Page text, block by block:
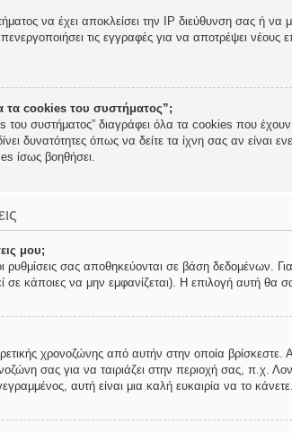
να έχει αποκλείσει την IP διεύθυνση σας ή
τις εγγραφές για να αποτρέψει
τα cookies του συστήματος”;
συστήματος” διαγράφει όλα τα cookies που
δυνατότητες όπως να δείτε τα ίχνη σας αν είναι
ίσως βοηθήσει.
μου;
ρυθμίσεις σας αποθηκεύονται σε βάση δεδομένων.
κάποιες να μην εμφανίζεται). Η επιλογή αυτή θα
χρονοζώνης από αυτήν στην οποία βρίσκεστε.
σας για να ταιριάζει στην περιοχή σας, π.χ.
αυτή είναι μια καλή ευκαιρία να το κάνετε.